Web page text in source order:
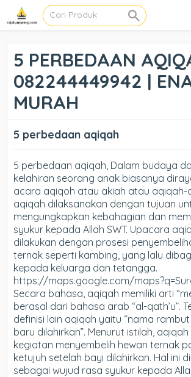
5 PERBEDAAN
082244449942 |
MURAH
5 perbedaan aqiqah
5 perbedaan aqiqah, Dalam budaya
kelahiran seorang anak biasanya
acara aqiqoh atau akiah atau aqiqah-
aqiqah dilaksanakan dengan tujuan
mengungkapkan kebahagian dan
syukur kepada Allah SWT. Upacara
dilakukan dengan prosesi
ternak seperti kambing, yang lalu
kepada keluarga dan tetangga.
https://maps.google.com/
Secara bahasa, aqiqah memiliki arti
berasal dari bahasa arab “al-qath’u”.
definisi lain aqiqah yaitu “nama
baru dilahirkan”. Menurut istilah,
kegiatan menyembelih hewan ternak
ketujuh setelah bayi dilahirkan. Hal ini
sebagai wujud rasa syukur kepada